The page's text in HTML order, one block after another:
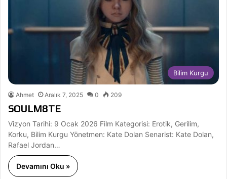
Bilim Kurgu
Ahmet Aralık 7, 2025 0 209
SOULM8TE
Vizyon Tarihi: 9 Ocak 2026 Film Kategorisi: Erotik, Gerilim,
Korku, Bilim Kurgu Yönetmen: Kate Dolan Senarist: Kate Dolan,
Rafael Jordan…
Devamını Oku »